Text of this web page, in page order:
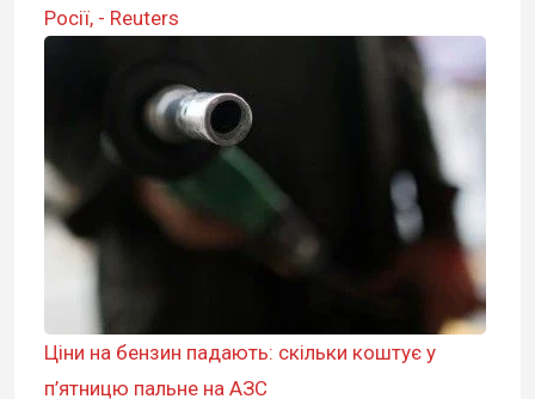
Росії, - Reuters
Ціни на бензин падають: скільки коштує у
п’ятницю пальне на АЗС